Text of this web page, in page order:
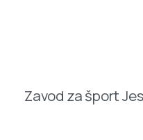
Zavod za šport